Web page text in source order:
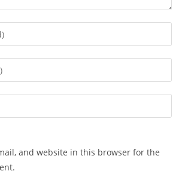
and website in this browser for the